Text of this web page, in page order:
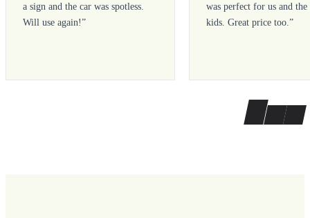
a sign and the car was spotless.
Will use again!”
was perfect for us and the
kids. Great price too.”